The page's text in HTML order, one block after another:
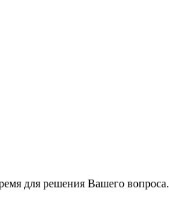
для решения Вашего вопроса.